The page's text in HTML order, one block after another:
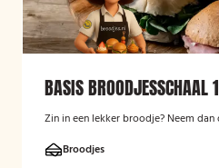
BASIS BROODJESSCHAAL
Zin in een lekker broodje? Neem
Broodjes